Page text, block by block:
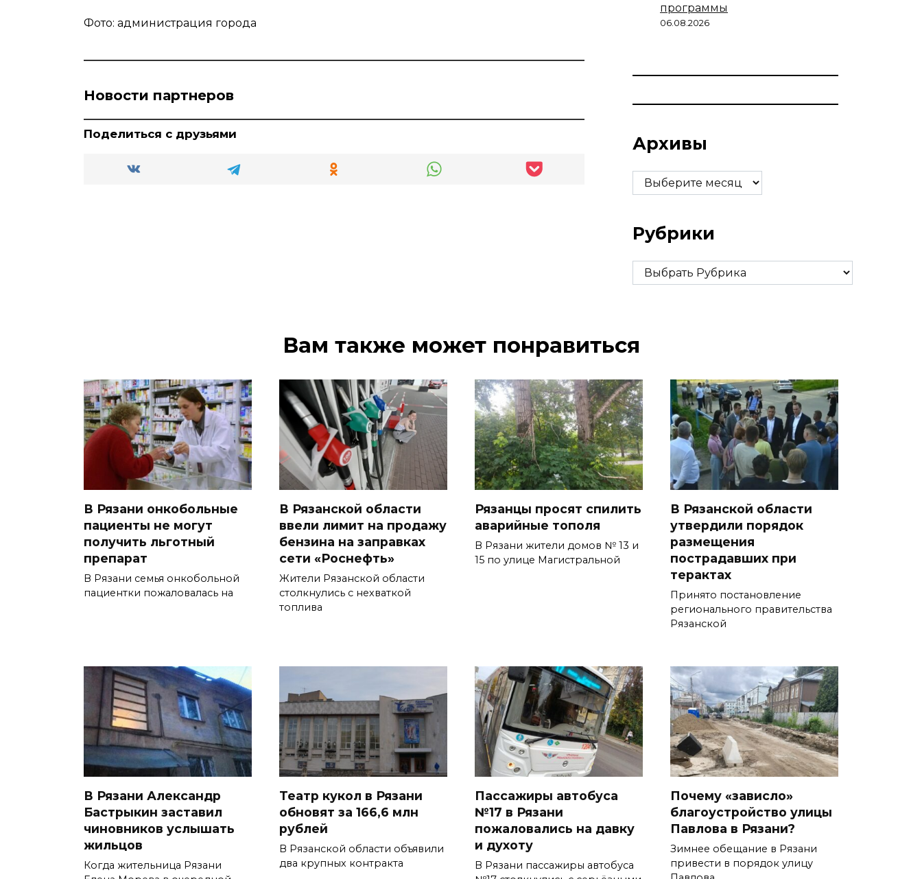
Фото: администрация города
Новости партнеров
Поделиться с друзьями
программы
06.08.2026
Архивы
Архивы
Рубрики
Рубрики
Вам также может понравиться
В Рязани онкобольные
пациенты не могут
получить льготный
препарат
В Рязани семья онкобольной
пациентки пожаловалась на
В Рязанской области
ввели лимит на продажу
бензина на заправках
сети «Роснефть»
Жители Рязанской области
столкнулись с нехваткой
топлива
Рязанцы просят спилить
аварийные тополя
В Рязани жители домов № 13 и
15 по улице Магистральной
В Рязанской области
утвердили порядок
размещения
пострадавших при
терактах
Принято постановление
регионального правительства
Рязанской
В Рязани Александр
Бастрыкин заставил
чиновников услышать
жильцов
Когда жительница Рязани
Театр кукол в Рязани
обновят за 166,6 млн
рублей
В Рязанской области объявили
два крупных контракта
Пассажиры автобуса
№17 в Рязани
пожаловались на давку
и духоту
В Рязани пассажиры автобуса
Почему «зависло»
благоустройство улицы
Павлова в Рязани?
Зимнее обещание в Рязани
привести в порядок улицу